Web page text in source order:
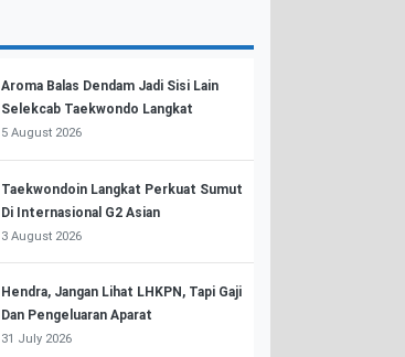
Aroma Balas Dendam Jadi Sisi Lain
Selekcab Taekwondo Langkat
5 August 2026
Taekwondoin Langkat Perkuat Sumut
Di Internasional G2 Asian
3 August 2026
Hendra, Jangan Lihat LHKPN, Tapi Gaji
Dan Pengeluaran Aparat
31 July 2026